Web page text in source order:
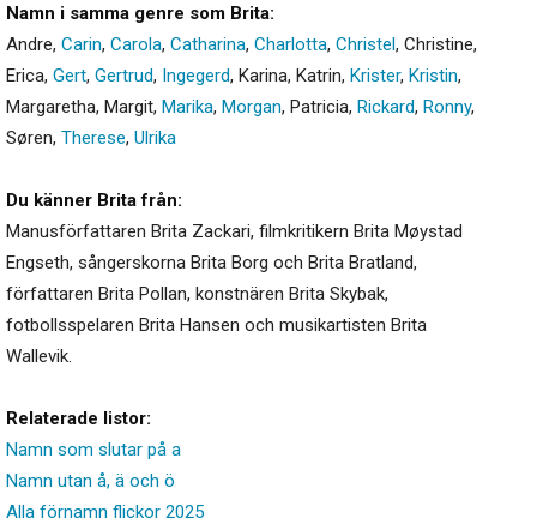
Namn i samma genre som Brita:
Andre, Carin, Carola, Catharina, Charlotta, Christel, Christine,
Erica, Gert, Gertrud, Ingegerd, Karina, Katrin, Krister, Kristin,
Margaretha, Margit, Marika, Morgan, Patricia, Rickard, Ronny,
Søren, Therese, Ulrika
Du känner Brita från:
Manusförfattaren Brita Zackari, filmkritikern Brita Møystad
Engseth, sångerskorna Brita Borg och Brita Bratland,
författaren Brita Pollan, konstnären Brita Skybak,
fotbollsspelaren Brita Hansen och musikartisten Brita
Wallevik.
Relaterade listor:
Namn som slutar på a
Namn utan å, ä och ö
Alla förnamn flickor 2025